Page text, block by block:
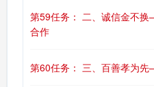
第59任务： 二、诚信金不
合作
第60任务： 三、百善孝为